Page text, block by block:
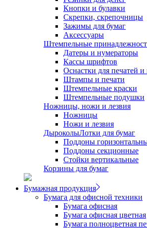
Кнопки и булавки
Скрепки, скрепочницы
Зажимы для бумаг
Аксессуары
Штемпельные
Датеры и нумераторы
Кассы шрифтов
Оснастки для печатей
Штампы и печати
Штемпельные краски
Штемпельные подушки
Ножницы, ножи и лезвия
Ножницы
Ножи и лезвия
ДыроколыЛотки для бумаг
Поддоны
Поддоны секционные
Стойки вертикальные
Корзины для бумаг
Бумажная продукция
Бумага для офисной техники
Бумага офисная
Бумага офисная цветная
Бумага полноцветная